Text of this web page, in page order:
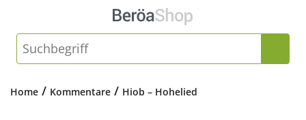
Home / Kommentare / Hiob – Hohelied